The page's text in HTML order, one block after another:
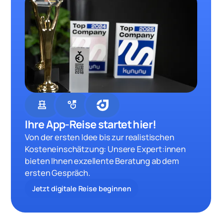
chess strategy
Ihre App-Reise startet hier!
Von der ersten Idee bis zur realistischen
Kosteneinschätzung: Unsere Expert:innen
bieten Ihnen exzellente Beratung ab dem
ersten Gespräch.
Jetzt digitale Reise beginnen